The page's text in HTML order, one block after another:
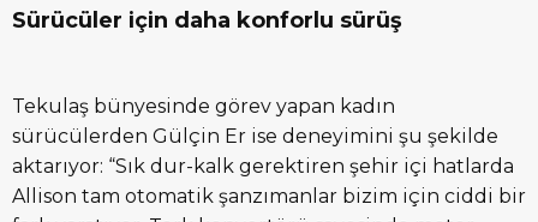
Sürücüler için daha konforlu sürüş
Tekulaş bünyesinde görev yapan kadın
sürücülerden Gülçin Er ise deneyimini şu şekilde
aktarıyor: “Sık dur-kalk gerektiren şehir içi hatlarda
Allison tam otomatik şanzımanlar bizim için ciddi bir